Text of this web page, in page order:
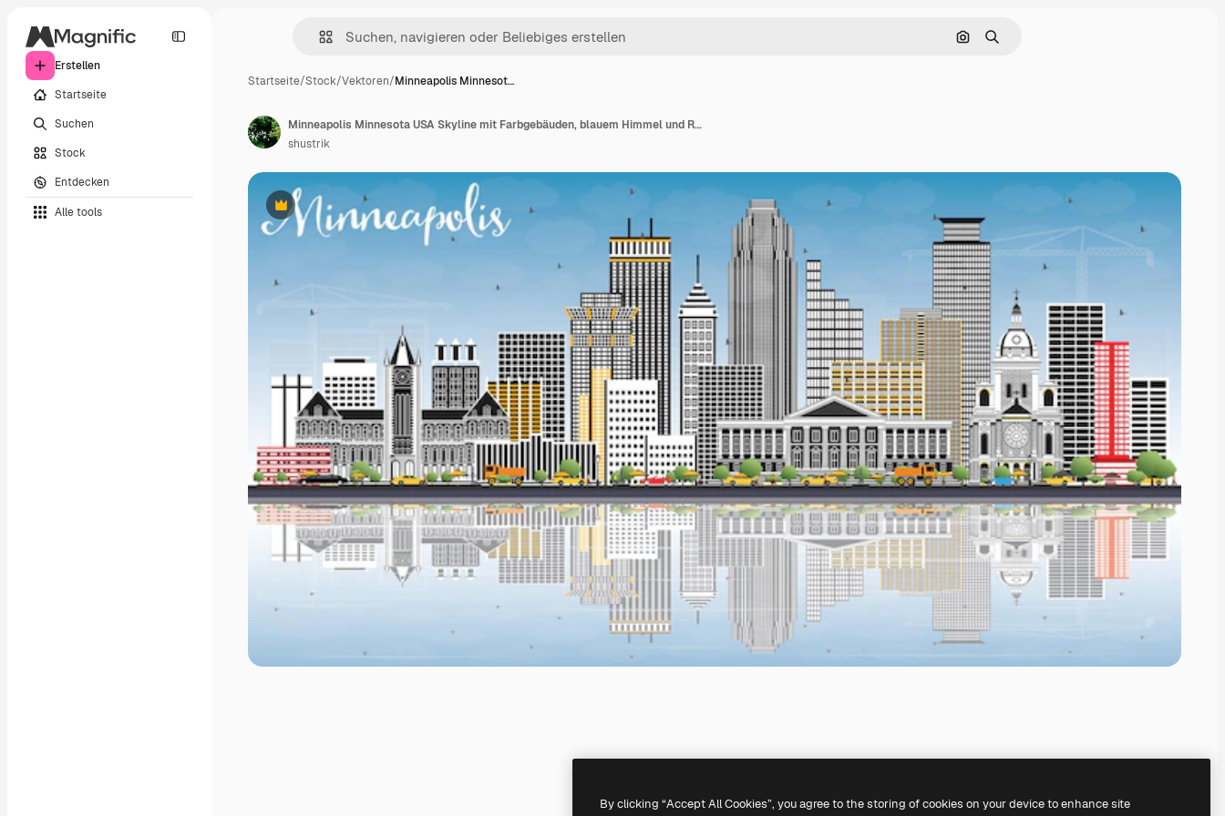
Erstellen
Startseite
Suchen
Stock
Entdecken
Alle tools
Nach Bild suchen
Suchen
Startseite/Stock/Vektoren/Minneapolis Minnesot…
Premium
Minneapolis Minnesota USA Skyline mit Farbgebäuden, blauem Himmel und Reflexionen. Vektor-Illustration. Geschäftsreise- und Tourismuskonzept mit moderner Architektur.
shustrik
By clicking “Accept All Cookies”, you agree to the storing of cookies on your device to enhance site